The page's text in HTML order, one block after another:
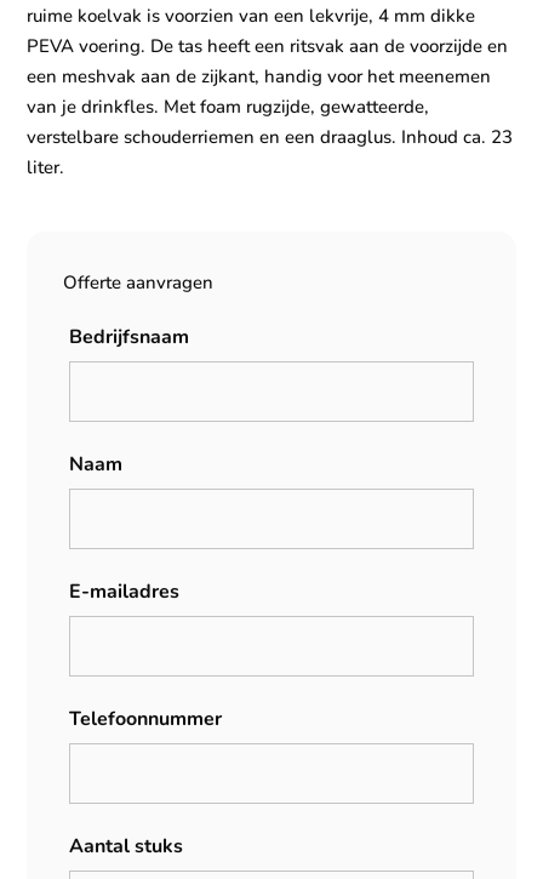
ruime koelvak is voorzien van een lekvrije, 4 mm dikke
PEVA voering. De tas heeft een ritsvak aan de voorzijde en
een meshvak aan de zijkant, handig voor het meenemen
van je drinkfles. Met foam rugzijde, gewatteerde,
verstelbare schouderriemen en een draaglus. Inhoud ca. 23
liter.
Offerte aanvragen
Bedrijfsnaam
Naam
E-mailadres
Telefoonnummer
Aantal stuks